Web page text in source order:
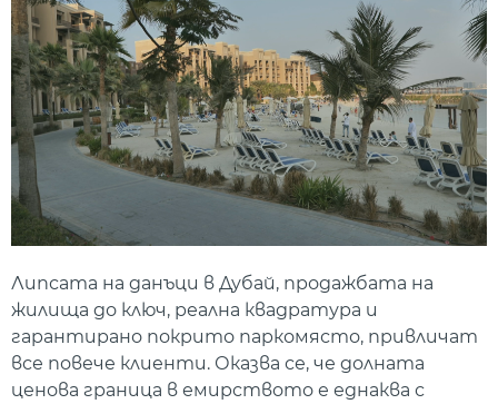
Липсата на данъци в Дубай, продажбата на
жилища до ключ, реална квадратура и
гарантирано покрито паркомясто, привличат
все повече клиенти. Оказва се, че долната
ценова граница в емирството е еднаква с